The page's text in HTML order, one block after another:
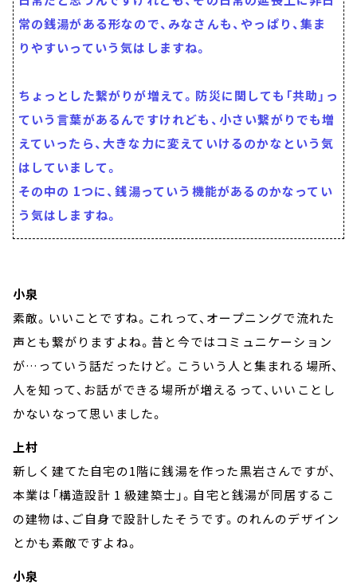
常の銭湯がある形なので、みなさんも、やっぱり、集ま
りやすいっていう気はしますね。
ちょっとした繋がりが増えて。防災に関しても「共助」っ
ていう言葉があるんですけれども、小さい繋がりでも増
えていったら、大きな力に変えていけるのかなという気
はしていまして。
その中の 1つに、銭湯っていう機能があるのかなってい
う気はしますね。
小泉
素敵。いいことですね。これって、オープニングで流れた
声とも繋がりますよね。昔と今ではコミュニケーション
が…っていう話だったけど。こういう人と集まれる場所、
人を知って、お話ができる場所が増えるって、いいことし
かないなって思いました。
上村
新しく建てた自宅の1階に銭湯を作った黒岩さんですが、
本業は「構造設計 1 級建築士」。自宅と銭湯が同居するこ
の建物は、ご自身で設計したそうです。のれんのデザイン
とかも素敵ですよね。
小泉